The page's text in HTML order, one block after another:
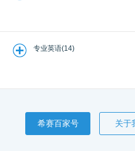
专业英语(14)
希赛百家号 关于